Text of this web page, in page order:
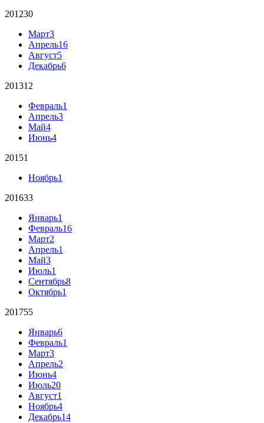
201230
Март3
Апрель16
Август5
Декабрь6
201312
Февраль1
Апрель3
Май4
Июнь4
20151
Ноябрь1
201633
Январь1
Февраль16
Март2
Апрель1
Май3
Июль1
Сентябрь8
Октябрь1
201755
Январь6
Февраль1
Март3
Апрель2
Июнь4
Июль20
Август1
Ноябрь4
Декабрь14